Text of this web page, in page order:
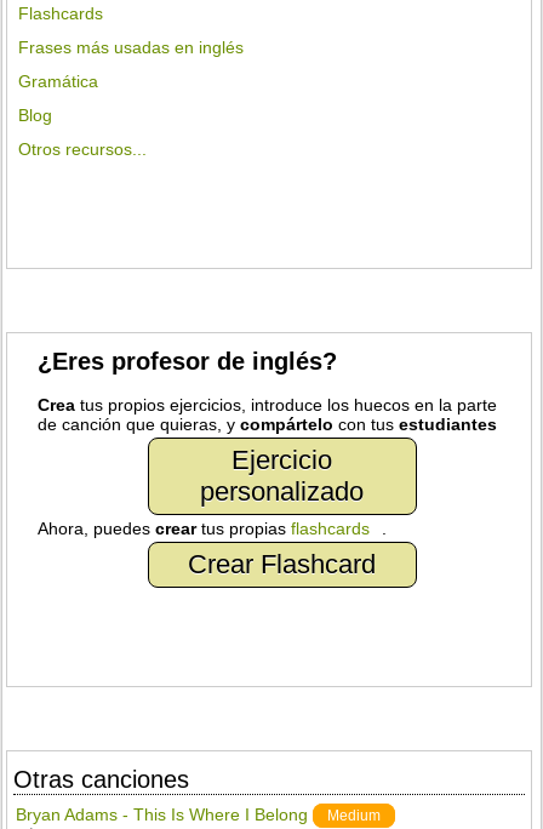
Flashcards
Frases más usadas en inglés
Gramática
Blog
Otros recursos...
¿Eres profesor de inglés?
Crea tus propios ejercicios, introduce los huecos en la parte
de canción que quieras, ycompártelo con tusestudiantes
Ejercicio
personalizado
Ahora, puedescreartus propiasflashcards
Crear Flashcard
Otras canciones
Bryan Adams - This Is Where I Belong Medium